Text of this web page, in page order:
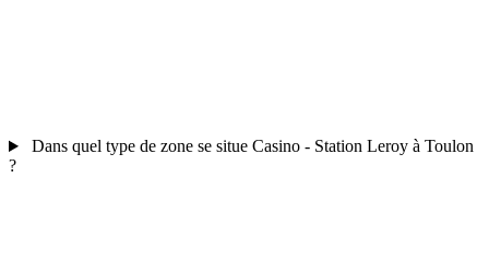
Dans quel type de zone se situe Casino - Station Leroy à Toulon
?